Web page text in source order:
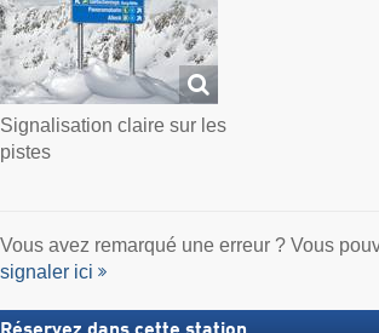
Signalisation claire sur les
pistes
Vous avez remarqué une erreur ? Vous
signaler ici